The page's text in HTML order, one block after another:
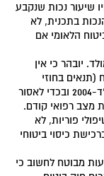
שיעור נכות שנקבע
בתכנית, לא
הלאומי אם
יובהר כי אין
(תנאים בחוזי
ביטוח) (הוראות לעניין מצב רפואי קודם), התשס"ד-2004 ובכדי לאסור
מצב רפואי קודם.
פוריות, לא
כיסוי ביטוחי
מבוטח לחשוב כי